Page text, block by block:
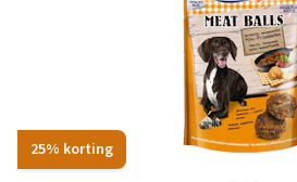
25% korting